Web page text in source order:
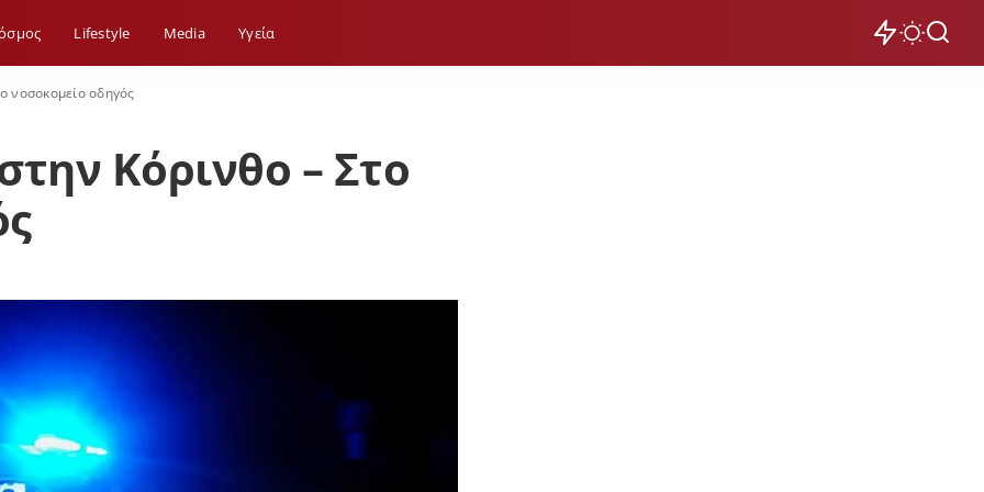
Lifestyle Media Yγεία
νοσοκομείο οδηγός
Κόρινθο – Στο